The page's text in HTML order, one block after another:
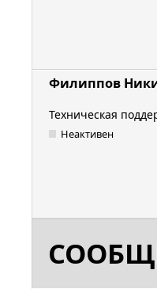
Филиппов
Техническая
Неактивен